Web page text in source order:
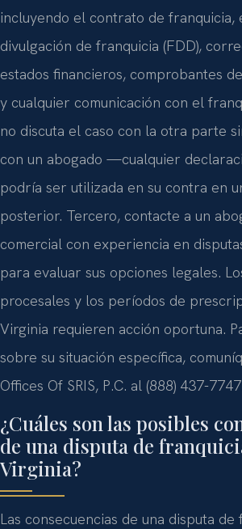
incluyendo el contrato de franquicia,
divulgación de franquicia (FDD),
estados financieros, comprobantes
y cualquier comunicación con el
no discuta el caso con la otra parte
con un abogado —cualquier
podría ser utilizada en su contra en
posterior. Tercero, contacte a un
comercial con experiencia en
para evaluar sus opciones legales.
procesales y los períodos de
Virginia requieren acción oportuna.
sobre su situación específica,
Offices Of SRIS, P.C. al (888) 437-
¿Cuáles son las posibles
de una disputa de
Virginia?
Las consecuencias de una disputa